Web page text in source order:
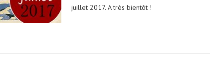
juillet 2017. A très bientôt !